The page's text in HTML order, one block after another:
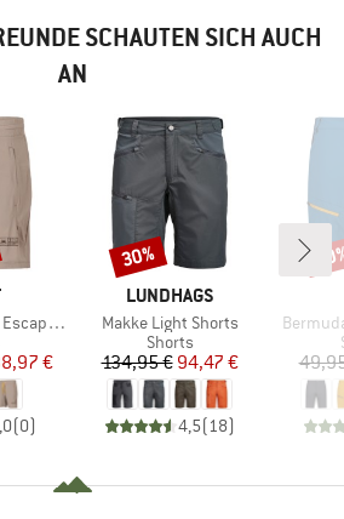
SCHAUTEN SICH AUCH
AN
Lt
Preis
€
(0)
MARKE
LUNDHAGS
Artikel
Makke Light Shorts
Produktgruppe
Shorts
Preis
134,95 €reduzierter Preis
94,47 €
4,5( 18)
Rabatt
30%
Artikel